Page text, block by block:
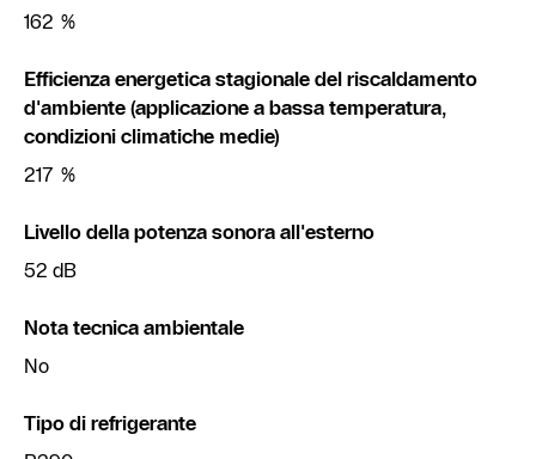
162 %
Efficienza energetica stagionale del riscaldamento
d'ambiente (applicazione a bassa temperatura,
condizioni climatiche medie)
217 %
Livello della potenza sonora all'esterno
52 dB
Nota tecnica ambientale
No
Tipo di refrigerante